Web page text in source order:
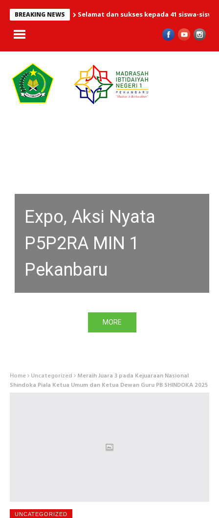
BREAKING NEWS Selamat dan sukses kepada 41 siswa-siswi
Expo, Aksi Nyata
P5P2RA MIN 1
Pekanbaru
MORE
Home Uncategorized Meraih Juara 3 pada Kejuaraan Nasional
Shindoka Piala Ketua Umum dan Ketua Dewan Guru PB SHINDOKA 2025
UNCATEGORIZED